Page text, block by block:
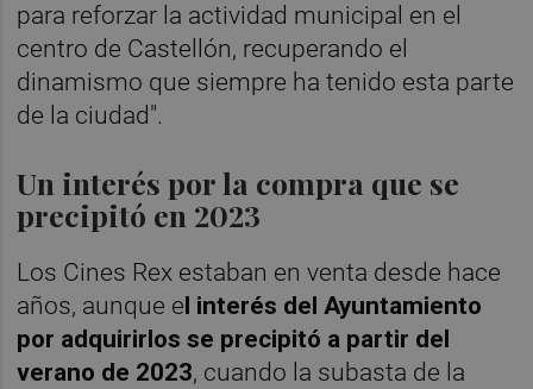
para reforzar la actividad municipal en el
centro de Castellón, recuperando el
dinamismo que siempre ha tenido esta parte
de la ciudad".
Un interés por la compra que se
precipitó en 2023
Los Cines Rex estaban en venta desde hace
años, aunque el interés del Ayuntamiento
por adquirirlos se precipitó a partir del
verano de 2023, cuando la subasta de la